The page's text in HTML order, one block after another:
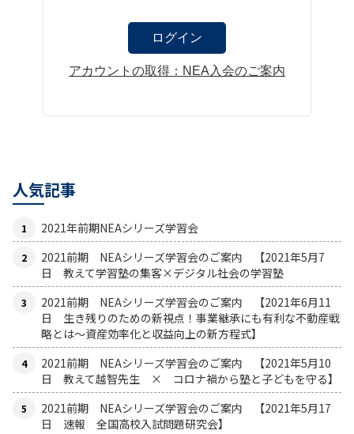
アカウントの取得：NEA入会のご案内
人気記事
2021年前期NEAシリーズ学習会
2021前期 NEAシリーズ学習会のご案内 【2021年5月7
日 教えて学習塾の集客×デジタル社会の学習塾
2021前期 NEAシリーズ学習会のご案内 【2021年6月11
日 生き残りのための新視点！事業継承にも有利な不動産戦
略とは〜資産効率化と収益向上の新方程式】
2021前期 NEAシリーズ学習会のご案内 【2021年5月10
日 教えて越智先生 × コロナ禍から塾と子どもを守る】
2021前期 NEAシリーズ学習会のご案内 【2021年5月17
日 速報 全国高校入試問題研究会】